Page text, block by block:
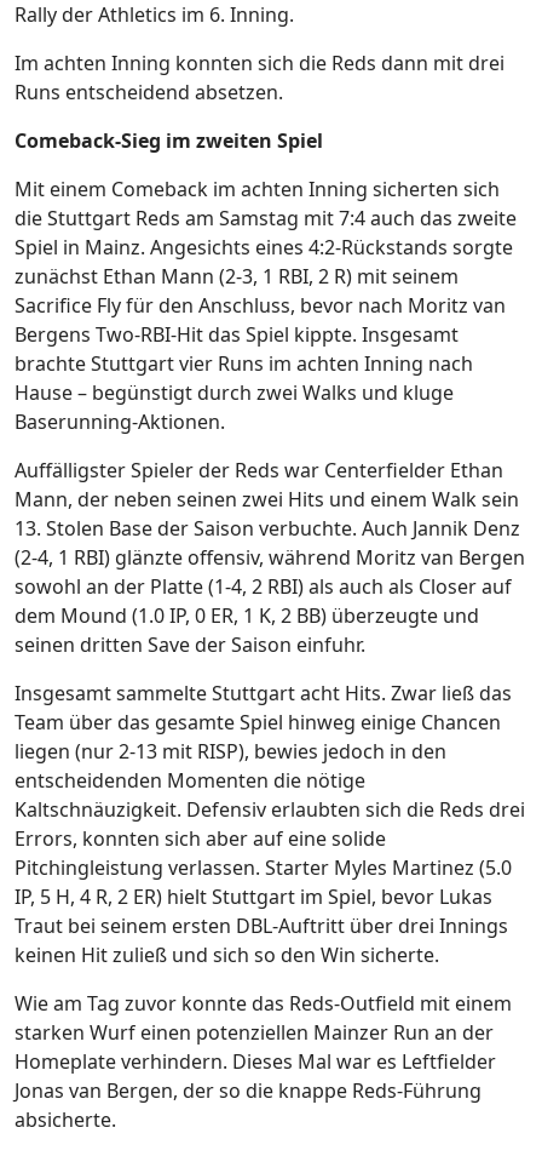
Rally der Athletics im 6. Inning.
Im achten Inning konnten sich die Reds dann mit drei
Runs entscheidend absetzen.
Comeback-Sieg im zweiten Spiel
Mit einem Comeback im achten Inning sicherten sich
die Stuttgart Reds am Samstag mit 7:4 auch das zweite
Spiel in Mainz. Angesichts eines 4:2-Rückstands sorgte
zunächst Ethan Mann (2-3, 1 RBI, 2 R) mit seinem
Sacrifice Fly für den Anschluss, bevor nach Moritz van
Bergens Two-RBI-Hit das Spiel kippte. Insgesamt
brachte Stuttgart vier Runs im achten Inning nach
Hause – begünstigt durch zwei Walks und kluge
Baserunning-Aktionen.
Auffälligster Spieler der Reds war Centerfielder Ethan
Mann, der neben seinen zwei Hits und einem Walk sein
13. Stolen Base der Saison verbuchte. Auch Jannik Denz
(2-4, 1 RBI) glänzte offensiv, während Moritz van Bergen
sowohl an der Platte (1-4, 2 RBI) als auch als Closer auf
dem Mound (1.0 IP, 0 ER, 1 K, 2 BB) überzeugte und
seinen dritten Save der Saison einfuhr.
Insgesamt sammelte Stuttgart acht Hits. Zwar ließ das
Team über das gesamte Spiel hinweg einige Chancen
liegen (nur 2-13 mit RISP), bewies jedoch in den
entscheidenden Momenten die nötige
Kaltschnäuzigkeit. Defensiv erlaubten sich die Reds drei
Errors, konnten sich aber auf eine solide
Pitchingleistung verlassen. Starter Myles Martinez (5.0
IP, 5 H, 4 R, 2 ER) hielt Stuttgart im Spiel, bevor Lukas
Traut bei seinem ersten DBL-Auftritt über drei Innings
keinen Hit zuließ und sich so den Win sicherte.
Wie am Tag zuvor konnte das Reds-Outfield mit einem
starken Wurf einen potenziellen Mainzer Run an der
Homeplate verhindern. Dieses Mal war es Leftfielder
Jonas van Bergen, der so die knappe Reds-Führung
absicherte.